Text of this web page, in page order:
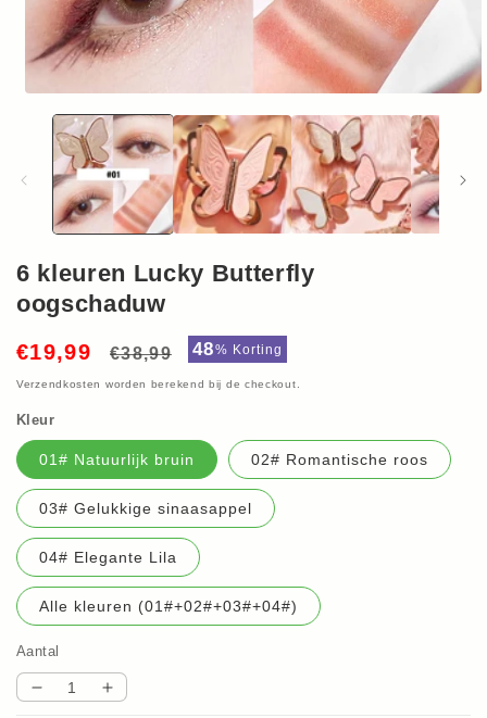
openen
modaal
6 kleuren Lucky Butterfly
oogschaduw
€19,99
Normale
€38,99 Aanbiedingsprijs
48% Korting
Verzendkosten worden berekend bij de checkout.
Kleur
01# Natuurlijk bruin 02# Romantische roos
03# Gelukkige sinaasappel
04# Elegante Lila
Alle kleuren (01#+02#+03#+04#)
Aantal
Aantal
Aantal